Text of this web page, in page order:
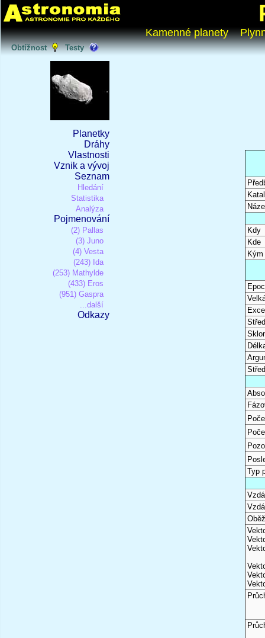
Kamenné planety
Obtížnost Testy
Planetky
Dráhy
Vlastnosti
Vznik a vývoj
Seznam
Hledání
Statistika
Analýza
Pojmenování
(2) Pallas
(3) Juno
(4) Vesta
(243) Ida
(253) Mathylde
(433) Eros
(951) Gaspra
...další
Odkazy
Kdy
Kde
Kým
Typ